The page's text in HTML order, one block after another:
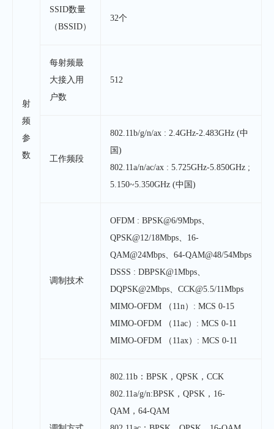
射
频
参
数
SSID数量
（BSSID）
32个
每射频最
大接入用
户数
512
工作频段
802.11b/g/n/ax : 2.4GHz-2.483GHz (中
国)
802.11a/n/ac/ax : 5.725GHz-5.850GHz ;
5.150~5.350GHz (中国)
调制技术
OFDM : BPSK@6/9Mbps、
QPSK@12/18Mbps、16-
QAM@24Mbps、64-QAM@48/54Mbps
DSSS : DBPSK@1Mbps、
DQPSK@2Mbps、CCK@5.5/11Mbps
MIMO-OFDM （11n）: MCS 0-15
MIMO-OFDM （11ac）: MCS 0-11
MIMO-OFDM （11ax）: MCS 0-11
802.11b：BPSK，QPSK，CCK
802.11a/g/n:BPSK，QPSK，16-
QAM，64-QAM